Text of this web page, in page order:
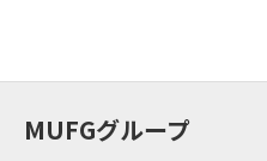
MUFGグループ